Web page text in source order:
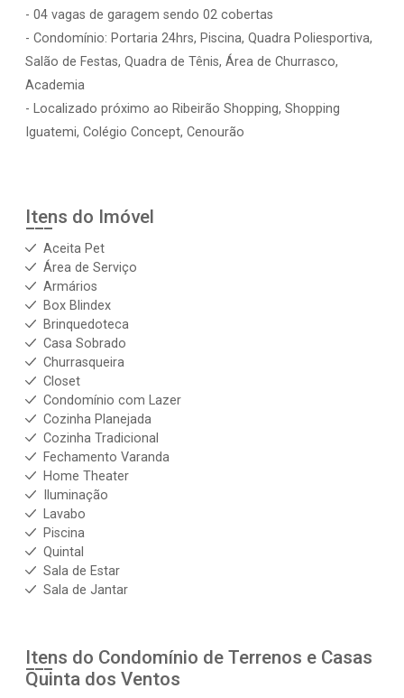
- 04 vagas de garagem sendo 02 cobertas
- Condomínio: Portaria 24hrs, Piscina, Quadra Poliesportiva,
Salão de Festas, Quadra de Tênis, Área de Churrasco,
Academia
- Localizado próximo ao Ribeirão Shopping, Shopping
Iguatemi, Colégio Concept, Cenourão
Itens do Imóvel
Aceita Pet
Área de Serviço
Armários
Box Blindex
Brinquedoteca
Casa Sobrado
Churrasqueira
Closet
Condomínio com Lazer
Cozinha Planejada
Cozinha Tradicional
Fechamento Varanda
Home Theater
Iluminação
Lavabo
Piscina
Quintal
Sala de Estar
Sala de Jantar
Itens do Condomínio de Terrenos e Casas
Quinta dos Ventos